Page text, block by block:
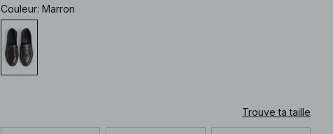
Couleur: Marron
Trouve ta taille